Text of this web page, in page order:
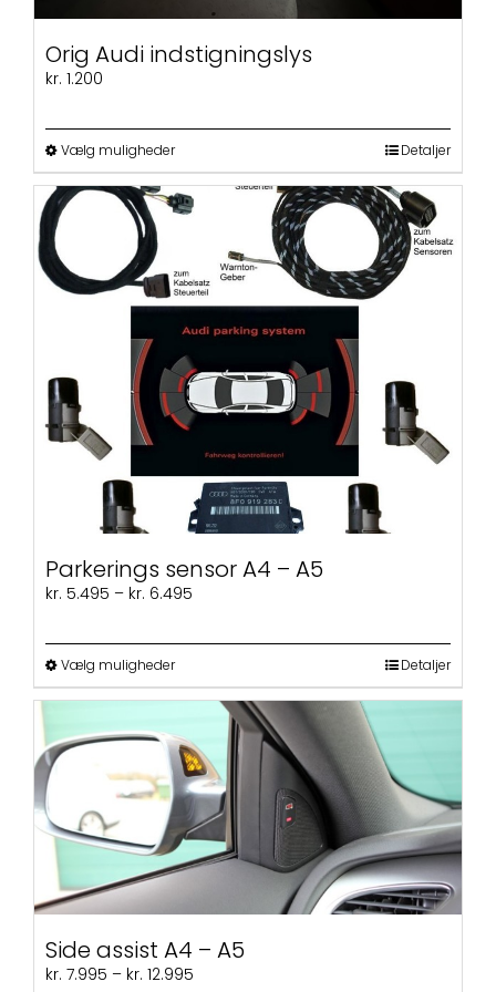
Orig Audi indstigningslys
kr. 1.200
Vælg mulighederDette
vare
har
flere
Mulighederne
kan
vælges
på
Detaljer
Parkerings sensor A4 – A5
kr. 5.495 – kr. 6.495
Vælg mulighederDette
vare
flere
varianter.
Mulighederne
kan
vælges
på
varesiden
Detaljer
Side assist A4 – A5
kr. 7.995 – kr. 12.995